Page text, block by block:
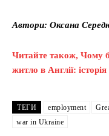
Автори: Оксана
Читайте також, Чому
житло в Англії:
ТЕГИ employment
war in Ukraine